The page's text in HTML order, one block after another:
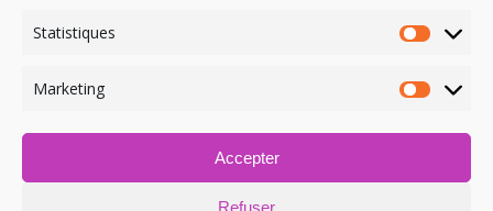
Statistiques
Marketing
Accepter
Refuser
06.03.09.52.12